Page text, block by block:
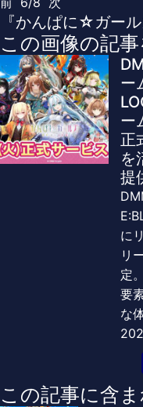
『かんぱに☆ガール
この画像の記
ー
ー
正
を
提
に
リ
定
要
な
この記事に含